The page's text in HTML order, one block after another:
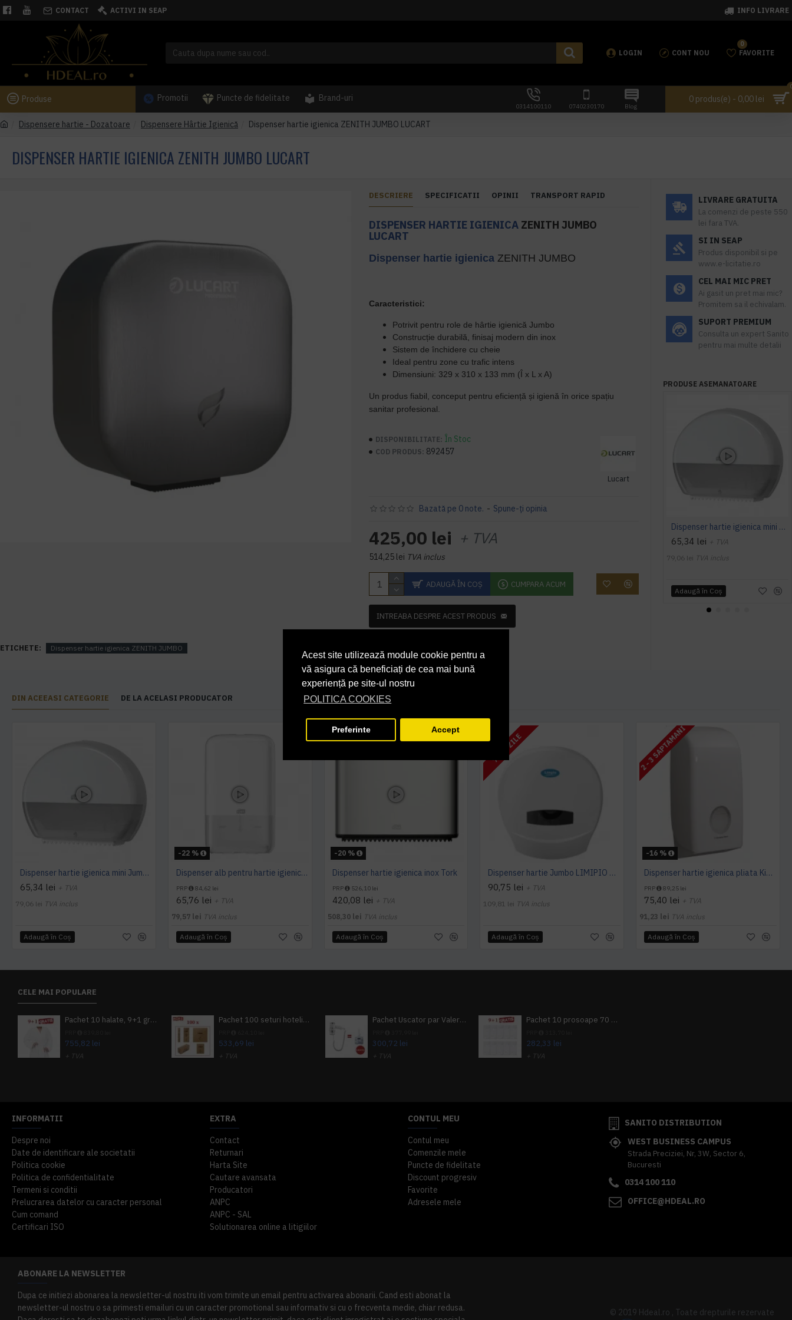
Acest site utilizează module cookie pentru a
vă asigura că beneficiați de cea mai bună
experiență pe site-ul nostru
POLITICA COOKIES
Preferinte Accept
CONTACT ACTIVI IN SEAP INFO LIVRARE
LOGIN CONT NOU FAVORITE
0
Produse Promotii Puncte de fidelitate Brand-uri
0314100110 0740230170 Blog
0 produs(e) - 0,00 lei
Dispensere hartie - Dozatoare Dispensere Hârtie Igienică Dispenser hartie igienica ZENITH JUMBO LUCART
DISPENSER HARTIE IGIENICA ZENITH JUMBO LUCART
DESCRIERE SPECIFICATII OPINII TRANSPORT RAPID
DISPENSER HARTIE IGIENICA ZENITH JUMBO
LUCART
Dispenser hartie igienica ZENITH JUMBO
Caracteristici:
Potrivit pentru role de hârtie igienică Jumbo
Construcție durabilă, finisaj modern din inox
Sistem de închidere cu cheie
Ideal pentru zone cu trafic intens
Dimensiuni: 329 x 310 x 133 mm (Î x L x A)
Un produs fiabil, conceput pentru eficiență și igienă în orice spațiu
sanitar profesional.
DISPONIBILITATE: În Stoc
COD PRODUS: 892457
Lucart
Bazată pe 0 note. - Spune-ţi opinia
425,00 lei + TVA
514,25 lei TVA inclus
ADAUGĂ ÎN COŞ CUMPARA ACUM
INTREABA DESPRE ACEST PRODUS
ETICHETE: Dispenser hartie igienica ZENITH JUMBO
LIVRARE GRATUITA
La comenzi de peste 550
lei fara TVA.
SI IN SEAP
Produs disponibil si pe
www.e-licitatie.ro
CEL MAI MIC PRET
Ai gasit un pret mai mic?
Promitem sa il echivalam.
SUPORT PREMIUM
Consulta un expert Sanito
pentru mai multe detalii
PRODUSE ASEMANATOARE
Dispenser hartie igienica mini Jumbo Tork alb
65,34 lei + TVA
79,06 lei TVA inclus
Adaugă în Coş
DIN ACEEASI CATEGORIE DE LA ACELASI PRODUCATOR
Dispenser hartie igienica mini Jumbo Tork alb
65,34 lei + TVA
79,06 lei TVA inclus
Adaugă în Coş
-22 %
Dispenser alb pentru hartie igienica pliata, bulk, Tork
PRP 84,62 lei
65,76 lei + TVA
79,57 lei TVA inclus
Adaugă în Coş
-20 %
Dispenser hartie igienica inox Tork
PRP 526,10 lei
420,08 lei + TVA
508,30 lei TVA inclus
Adaugă în Coş
7 - 10 ZILE
Dispenser hartie Jumbo LIMIPIO DP 1200 JS2
90,75 lei + TVA
109,81 lei TVA inclus
Adaugă în Coş
-16 %
2 - 3 SAPTAMANI
Dispenser hartie igienica pliata Kimberly-Clark Aquarius
PRP 89,25 lei
75,40 lei + TVA
91,23 lei TVA inclus
Adaugă în Coş
CELE MAI POPULARE
Pachet 10 halate, 9+1 gratuit
755,82 lei
+ TVA
Pachet 100 seturi hoteliere, set dentar, set barbierit, casca de dus, pila unghii, set cusut
533,69 lei
+ TVA
Pachet Uscator par Valera Action Super Plus + GRATUIT Sampon si gel de dus Tork
300,72 lei
+ TVA
Pachet 10 prosoape 70 x 140cm 9 + 1 gratuit
282,33 lei
+ TVA
INFORMATII
Despre noi
Date de identificare ale societatii
Politica cookie
Politica de confidentialitate
Termeni si conditii
Prelucrarea datelor cu caracter personal
Cum comand
Certificari ISO
EXTRA
Contact
Returnari
Harta Site
Cautare avansata
Producatori
ANPC
ANPC - SAL
Solutionarea online a litigiilor
CONTUL MEU
Contul meu
Comenzile mele
Puncte de fidelitate
Discount progresiv
Favorite
Adresele mele
SANITO DISTRIBUTION
WEST BUSINESS CAMPUS
Strada Preciziei, Nr, 3W, Sector 6,
Bucuresti
0314 100 110
OFFICE@HDEAL.RO
ABONARE LA NEWSLETTER
Dupa ce initiezi abonarea la newsletter-ul nostru iti vom trimite un email pentru activarea abonarii. Cand esti abonat la
newsletter-ul nostru o sa primesti emailuri cu un caracter promotional sau informativ si cu o frecventa medie, chiar redusa.
© 2019 Hdeal.ro , Toate drepturile rezervate